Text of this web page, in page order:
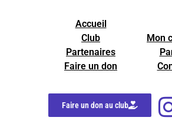
Accueil
Club
Partenaires
Faire un don
Mon
Faire un don au club